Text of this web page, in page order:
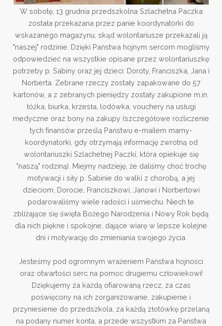
W sobotę, 13 grudnia przedszkolna Szlachetna Paczka
została przekazana przez panie koordynatorki do
wskazanego magazynu, skąd wolontariusze przekazali ją
"naszej" rodzinie. Dzięki Państwa hojnym sercom mogliśmy
odpowiedzieć na wszystkie opisane przez wolontariuszkę
potrzeby p. Sabiny oraz jej dzieci: Doroty, Franciszka, Jana i
Norberta. Zebrane rzeczy zostały zapakowane do 57
kartonów, a z zebranych pieniędzy zostały zakupione m.in.
łóżka, biurka, krzesła, lodówka, vouchery na usługi
medyczne oraz bony na zakupy (szczegółowe rozliczenie
tych finansów prześlą Państwu e-mailem mamy-
koordynatorki, gdy otrzymają informację zwrotną od
wolontariuszki Szlachetnej Paczki, która opiekuje się
"naszą" rodziną). Miejmy nadzieję, że daliśmy choć trochę
motywacji i siły p. Sabinie do walki z chorobą, a jej
dzieciom, Dorocie, Franciszkowi, Janowi i Norbertowi
podarowaliśmy wiele radości i uśmiechu. Niech te
zbliżające się święta Bożego Narodzenia i Nowy Rok będą
dla nich piękne i spokojne, dające wiarę w lepsze kolejne
dni i motywację do zmieniania swojego życia.
Jesteśmy pod ogromnym wrażeniem Państwa hojności
oraz otwartości serc na pomoc drugiemu człowiekowi!
Dziękujemy za każdą ofiarowaną rzecz, za czas
poświęcony na ich zorganizowanie, zakupienie i
przyniesienie do przedszkola, za każdą złotówkę przelaną
na podany numer konta, a przede wszystkim za Państwa